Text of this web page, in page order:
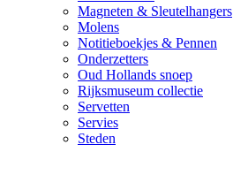
Magneten & Sleutelhangers
Molens
Notitieboekjes & Pennen
Onderzetters
Oud Hollands snoep
Rijksmuseum collectie
Servetten
Servies
Steden